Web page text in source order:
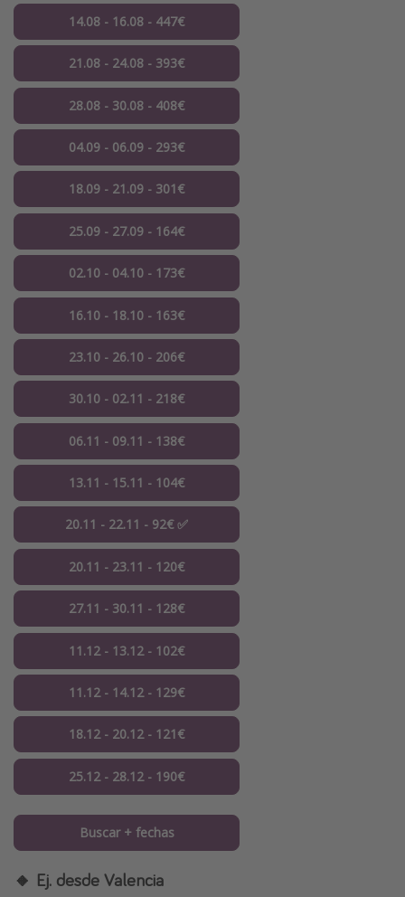
14.08 - 16.08 - 447€
21.08 - 24.08 - 393€
28.08 - 30.08 - 408€
04.09 - 06.09 - 293€
18.09 - 21.09 - 301€
25.09 - 27.09 - 164€
02.10 - 04.10 - 173€
16.10 - 18.10 - 163€
23.10 - 26.10 - 206€
30.10 - 02.11 - 218€
06.11 - 09.11 - 138€
13.11 - 15.11 - 104€
20.11 - 22.11 - 92€ ✅
20.11 - 23.11 - 120€
27.11 - 30.11 - 128€
11.12 - 13.12 - 102€
11.12 - 14.12 - 129€
18.12 - 20.12 - 121€
25.12 - 28.12 - 190€
Buscar + fechas
🔸 Ej. desde Valencia